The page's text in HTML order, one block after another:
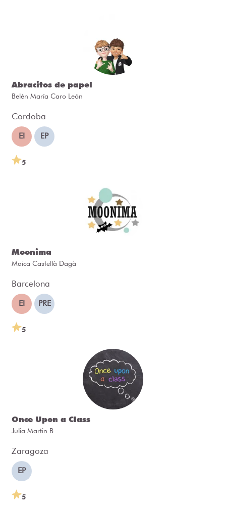
Abracitos de papel
Belén María Caro León
Cordoba
EI EP
5
Moonima
Maica Castellà Dagà
Barcelona
EI PRE
5
Once Upon a Class
Julia Martin B
Zaragoza
EP
5